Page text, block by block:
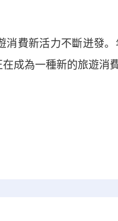
費新活力不斷迸發。
成為一種新的旅遊消